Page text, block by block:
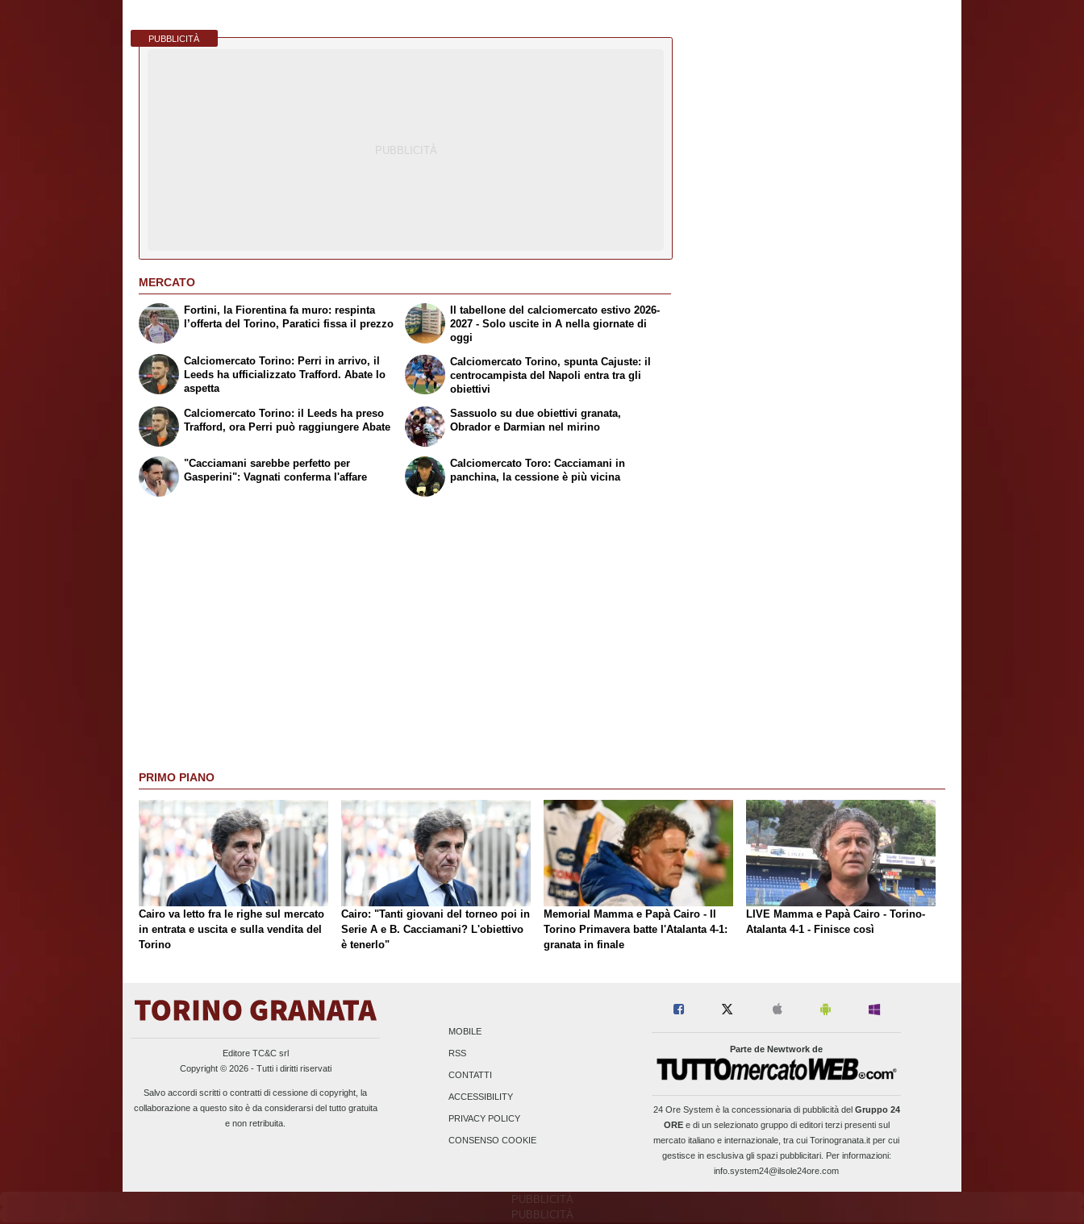
PUBBLICITÀ
MERCATO
Fortini, la Fiorentina fa muro: respinta
l’offerta del Torino, Paratici fissa il prezzo
Calciomercato Torino: Perri in arrivo, il
Leeds ha ufficializzato Trafford. Abate lo
aspetta
Il tabellone del calciomercato estivo 2026-
2027 - Solo uscite in A nella giornate di
oggi
Calciomercato Torino, spunta Cajuste: il
centrocampista del Napoli entra tra gli
obiettivi
Calciomercato Torino: il Leeds ha preso
Trafford, ora Perri può raggiungere Abate
"Cacciamani sarebbe perfetto per
Gasperini": Vagnati conferma l'affare
Sassuolo su due obiettivi granata,
Obrador e Darmian nel mirino
Calciomercato Toro: Cacciamani in
panchina, la cessione è più vicina
PRIMO PIANO
Cairo va letto fra le righe sul mercato
in entrata e uscita e sulla vendita del
Torino
Cairo: "Tanti giovani del torneo poi in
Serie A e B. Cacciamani? L'obiettivo
è tenerlo"
Memorial Mamma e Papà Cairo - Il
Torino Primavera batte l'Atalanta 4-1:
granata in finale
LIVE Mamma e Papà Cairo - Torino-
Atalanta 4-1 - Finisce così
Editore TC&C srl
Copyright © 2026 - Tutti i diritti riservati
Salvo accordi scritti o contratti di cessione di copyright, la
collaborazione a questo sito è da considerarsi del tutto gratuita
e non retribuita.
MOBILE
RSS
CONTATTI
ACCESSIBILITY
PRIVACY POLICY
CONSENSO COOKIE
Parte de Newtwork de
24 Ore Systemè la concessionaria di pubblicità del Gruppo 24
OREe di un selezionato gruppo di editori terzi presenti sul
mercato italiano e internazionale, tra cui Torinogranata.it per cui
gestisce in esclusiva gli spazi pubblicitari. Per informazioni:
info.system24@ilsole24ore.com